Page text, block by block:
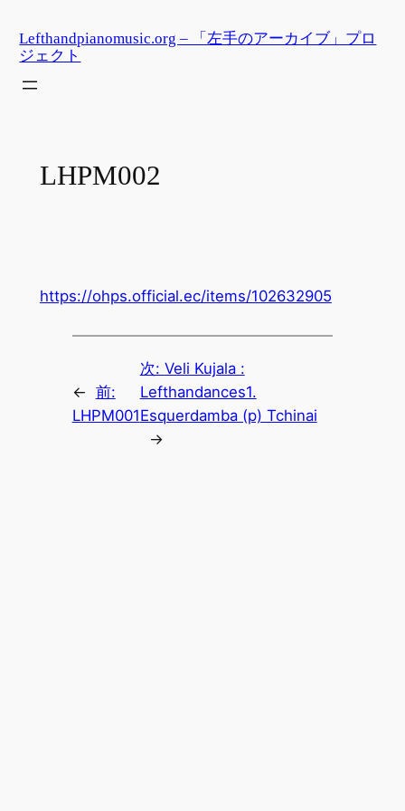
容
を
Lefthandpianomusic.org – 「左手のアーカイブ」プロ
ジェクト
LHPM002
https://ohps.official.ec/items/102632905
← 前:
LHPM001
次: Veli Kujala :
Lefthandances1.
Esquerdamba (p) Tchinai
→